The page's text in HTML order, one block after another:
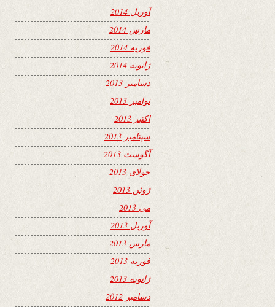
آوریل 2014
مارس 2014
فوریه 2014
ژانویه 2014
دسامبر 2013
نوامبر 2013
اکتبر 2013
سپتامبر 2013
آگوست 2013
جولای 2013
ژوئن 2013
می 2013
آوریل 2013
مارس 2013
فوریه 2013
ژانویه 2013
دسامبر 2012